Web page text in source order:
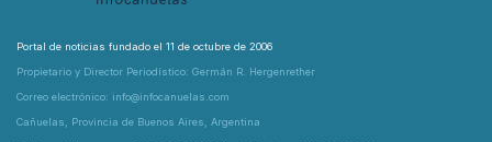
Portal de noticias fundado el 11 de octubre de 2006
Propietario y Director Periodístico: Germán R. Hergenrether
Correo electrónico: info@infocanuelas.com
Cañuelas, Provincia de Buenos Aires, Argentina